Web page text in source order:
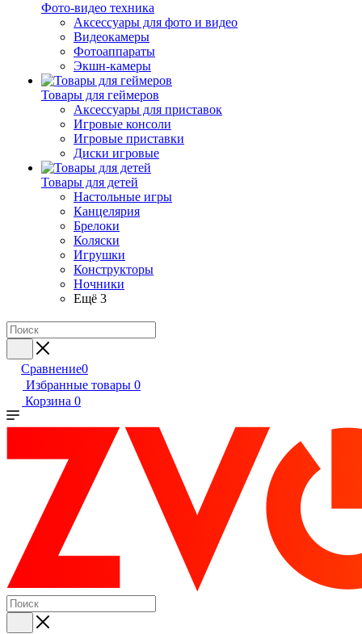
Фото-видео техника
Аксессуары для фото и видео
Видеокамеры
Фотоаппараты
Экшн-камеры
Товары для геймеров
Аксессуары для приставок
Игровые консоли
Игровые приставки
Диски игровые
Товары для детей
Настольные игры
Канцелярия
Брелоки
Коляски
Игрушки
Конструкторы
Ночники
Ещё 3
Сравнение0
Избранные товары 0
Корзина 0